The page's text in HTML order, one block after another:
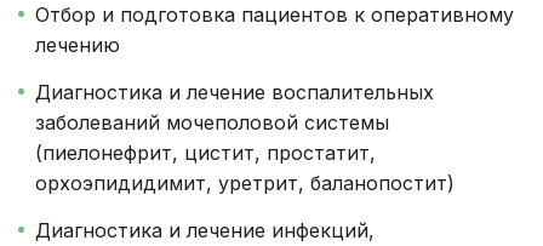
Отбор и подготовка пациентов к оперативному
лечению
Диагностика и лечение воспалительных
заболеваний мочеполовой системы
(пиелонефрит, цистит, простатит,
орхоэпидидимит, уретрит, баланопостит)
Диагностика и лечение инфекций,